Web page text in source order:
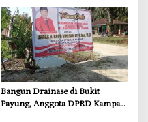
Bangun Drainase di Bukit
Payung, Anggota DPRD Kampar